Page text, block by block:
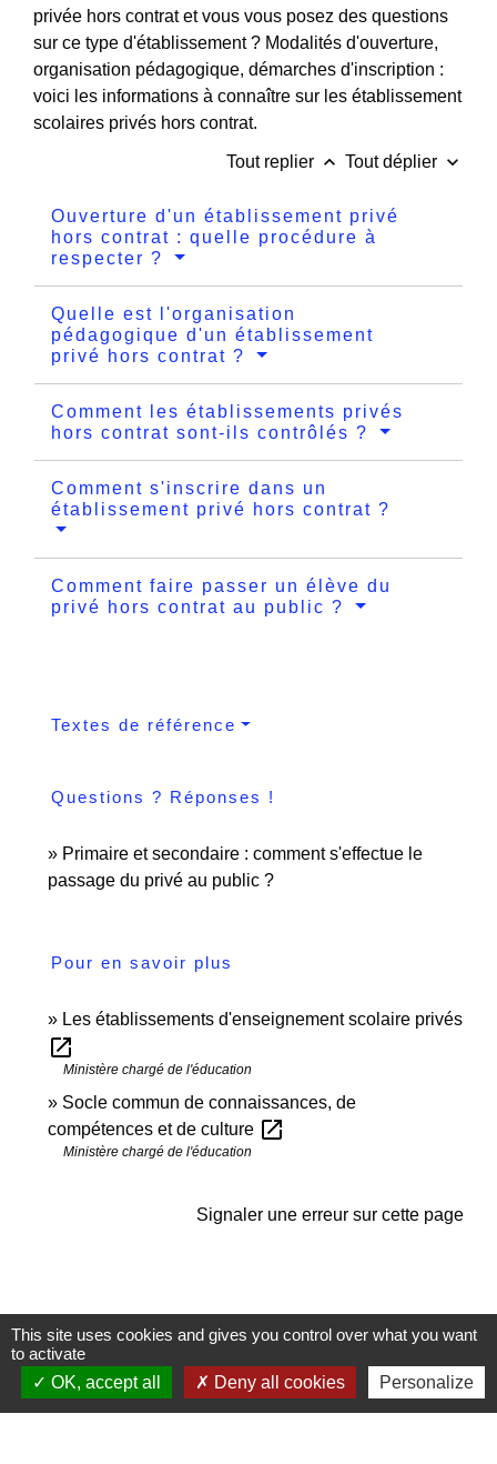
privée hors contrat et vous vous posez des questions
sur ce type d'établissement ? Modalités d'ouverture,
organisation pédagogique, démarches d'inscription :
voici les informations à connaître sur les établissement
scolaires privés hors contrat.
Tout replier keyboard_arrow_up Tout déplier keyboard_arrow_down
Ouverture d'un établissement privé
hors contrat : quelle procédure à
respecter ?
Quelle est l'organisation
pédagogique d'un établissement
privé hors contrat ?
Comment les établissements privés
hors contrat sont-ils contrôlés ?
Comment s'inscrire dans un
établissement privé hors contrat ?
Comment faire passer un élève du
privé hors contrat au public ?
Textes de référence
Questions ? Réponses !
Primaire et secondaire : comment s'effectue le
passage du privé au public ?
Pour en savoir plus
Les établissements d'enseignement scolaire privés
open_in_new
Ministère chargé de l'éducation
Socle commun de connaissances, de
compétences et de culture open_in_new
Ministère chargé de l'éducation
Signaler une erreur sur cette page
Commune de Janneyrias
30, route Crémieu
This site uses cookies and gives you control over what you want
to activate
OK, accept all
Deny all cookies Personalize